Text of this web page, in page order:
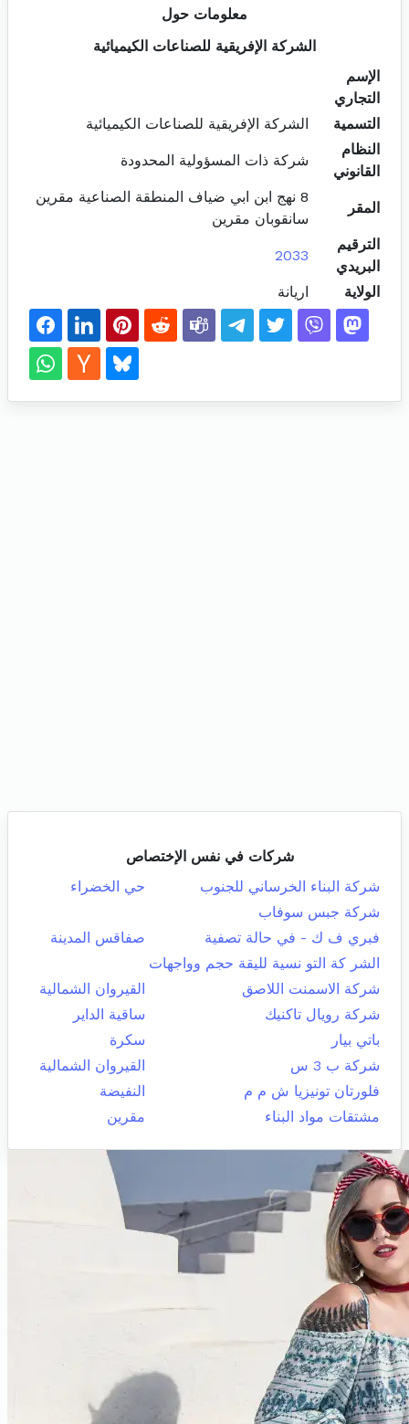
معلومات حول
الشركة الإفريقية للصناعات الكيميائية
الإسم
التجاري
التسمية
الشركة الإفريقية للصناعات الكيميائية
النظام
القانوني
شركة ذات المسؤولية المحدودة
المقر
8 نهج ابن ابي ضياف المنطقة الصناعية مقرين
سانقوبان مقرين
الترقيم
البريدي
2033
الولاية اريانة
شركات في نفس الإختصاص
شركة البناء الخرساني للجنوب
حي الخضراء
شركة جبس سوفاب
فبري ف ك - في حالة تصفية
صفاقس المدينة
الشر كة التو نسية لليقة حجم وواجهات
شركة الاسمنت اللاصق
القيروان الشمالية
شركة رويال تاكنيك
ساقية الداير
باتي بيار
سكرة
شركة ب 3 س
القيروان الشمالية
فلورتان تونيزيا ش م م
النفيضة
مشتقات مواد البناء
مقرين